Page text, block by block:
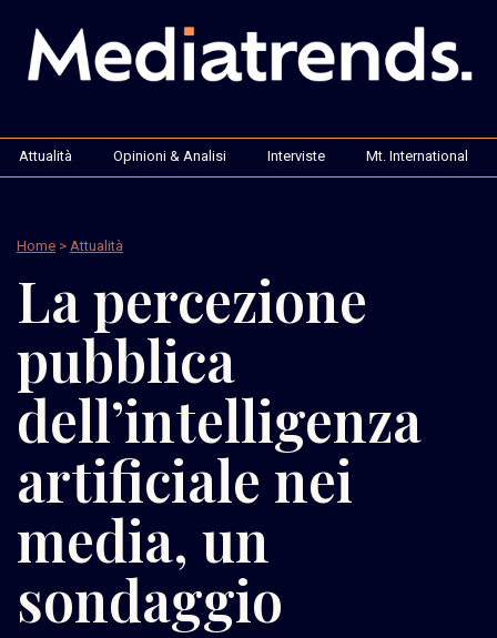
Attualità Opinioni & Analisi Interviste Mt. International
Home > Attualità
La percezione
pubblica
dell’intelligenza
artificiale nei
media, un
sondaggio